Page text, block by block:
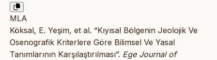
MLA
Köksal, E. Yeşim, et al. “Kıyısal Bölgenin Jeolojik Ve
Osenografik Kriterlere Göre Bilimsel Ve Yasal
Tanımlarının Karşılaştırılması”. Ege Journal of